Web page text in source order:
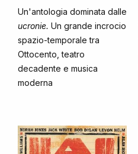
Un'antologia dominata dalle
ucronie. Un grande incrocio
spazio-temporale tra
Ottocento, teatro
decadente e musica
moderna